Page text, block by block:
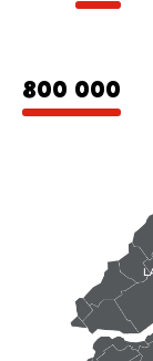
800 000